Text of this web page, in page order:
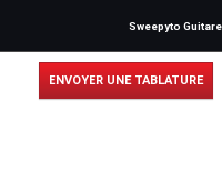
Sweepyto Guitare
ENVOYER UNE TABLATURE